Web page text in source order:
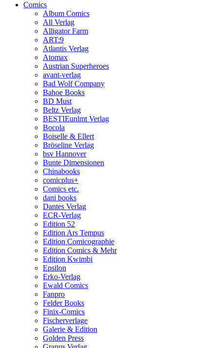
Comics
Album Comics
All Verlag
Alligator Farm
ART:9
Atlantis Verlag
Atomax
Austrian Superheroes
avant-verlag
Bad Wolf Company
Bahoe Books
BD Must
Beltz Verlag
BESTIEunlmt Verlag
Bocola
Boiselle & Ellert
Bröseline Verlag
bsv Hannover
Bunte Dimensionen
Chinabooks
comicplus+
Comics etc.
dani books
Dantes Verlag
ECR-Verlag
Edition 52
Edition Ars Tempus
Edition Comicographie
Edition Comics & Mehr
Edition Kwimbi
Epsilon
Erko-Verlag
Ewald Comics
Fanpro
Felder Books
Finix-Comics
Fischerverlage
Galerie & Edition
Golden Press